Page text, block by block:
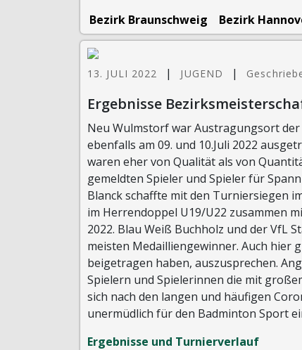
Bezirk Braunschweig
Bezirk
13. JULI 2022 | JUGEND |
Ergebnisse
Neu Wulmstorf war Austragungsort
ebenfalls am 09. und 10.Juli 2022
waren eher von Qualität als von
gemeldten Spieler und Spieler für
Blanck schaffte mit den Turniersiegen
im Herrendoppel U19/U22 zusammen
2022. Blau Weiß Buchholz und der VfL
meisten Medailliengewinner. Auch hier
beigetragen haben, auszusprechen.
Spielern und Spielerinnen die mit
sich nach den langen und häufigen
unermüdlich für den Badminton Sport
Ergebnisse und Turnierverlauf